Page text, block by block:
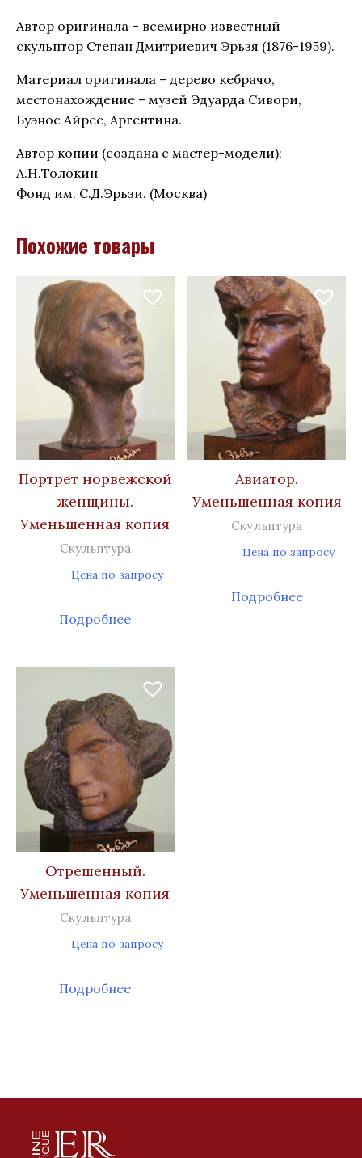
Автор оригинала – всемирно известный
скульптор Степан Дмитриевич Эрьзя (1876-1959).
Материал оригинала – дерево кебрачо,
местонахождение – музей Эдуарда Сивори,
Буэнос Айрес, Аргентина.
Автор копии (создана с мастер-модели):
А.Н.Толокин
Фонд им. С.Д.Эрьзи. (Москва)
Похожие товары
Портрет норвежской
женщины.
Уменьшенная копия
Скульптура
Цена по запросу
Подробнее
Авиатор.
Уменьшенная копия
Скульптура
Цена по запросу
Подробнее
Отрешенный.
Уменьшенная копия
Скульптура
Цена по запросу
Подробнее